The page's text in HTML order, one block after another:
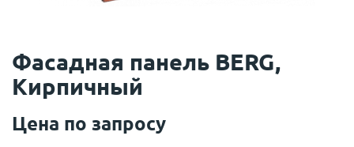
Фасадная панель BERG,
Кирпичный
Цена по запросу